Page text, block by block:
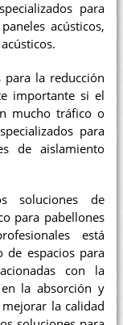
para
acústicos,
para la reducción
importante si el
mucho tráfico o
para
de aislamiento
soluciones de
para pabellones
está
de espacios para
con la
la absorción y
la calidad